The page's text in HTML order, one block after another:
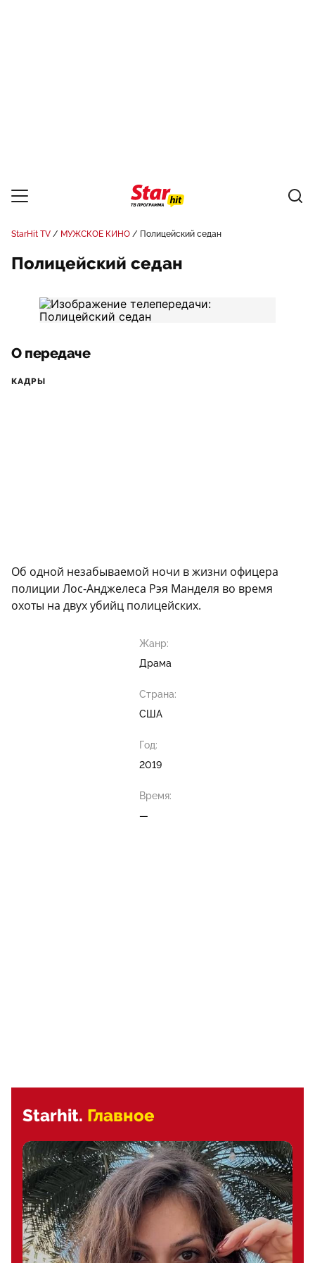
StarHit TV МУЖСКОЕ КИНО Полицейский седан
Полицейский седан
О передаче
КАДРЫ
Об одной незабываемой ночи в жизни офицера
полиции Лос-Анджелеса Рэя Манделя во время
охоты на двух убийц полицейских.
Жанр:
Драма
Страна:
США
Год:
2019
Время:
—
Starhit. Главное